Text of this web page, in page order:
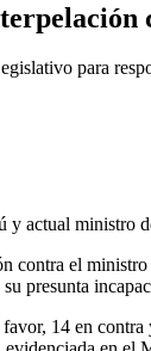
para
actual ministro
el
presunta
14 en